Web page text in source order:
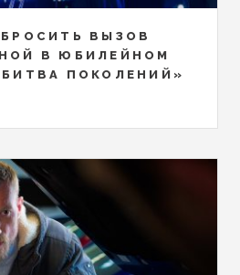
ВЫЗОВ
В ЮБИЛЕЙНОМ
ПОКОЛЕНИЙ»